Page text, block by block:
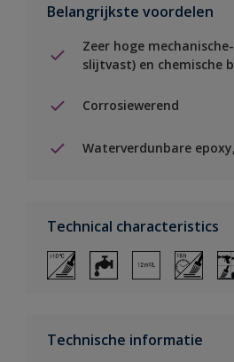
Belangrijkste voordelen
Zeer hoge
slijtvast) en chemische
Corrosiewerend
Waterverdunbare
Technical characteristics
Technische informatie